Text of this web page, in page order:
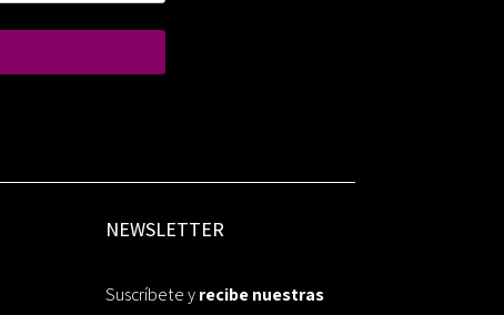
NEWSLETTER
Suscríbete yrecibe nuestras